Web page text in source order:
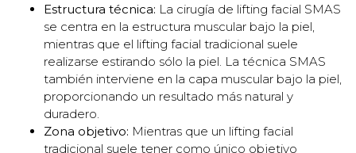
Estructura técnica: La cirugía de lifting facial SMAS
se centra en la estructura muscular bajo la piel,
mientras que el lifting facial tradicional suele
realizarse estirando sólo la piel. La técnica SMAS
también interviene en la capa muscular bajo la piel,
proporcionando un resultado más natural y
duradero.
Zona objetivo: Mientras que un lifting facial
tradicional suele tener como único objetivo